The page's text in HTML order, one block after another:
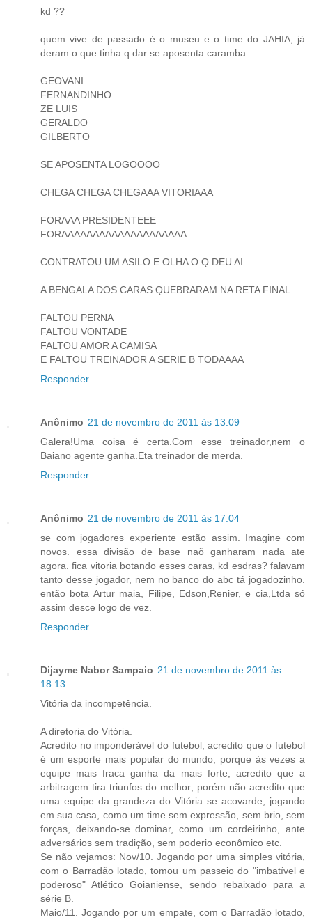
kd ??
quem vive de passado é o museu e o time do JAHIA, já
deram o que tinha q dar se aposenta caramba.
GEOVANI
FERNANDINHO
ZE LUIS
GERALDO
GILBERTO
SE APOSENTA LOGOOOO
CHEGA CHEGA CHEGAAA VITORIAAA
FORAAA PRESIDENTEEE
FORAAAAAAAAAAAAAAAAAAAA
CONTRATOU UM ASILO E OLHA O Q DEU AI
A BENGALA DOS CARAS QUEBRARAM NA RETA FINAL
FALTOU PERNA
FALTOU VONTADE
FALTOU AMOR A CAMISA
E FALTOU TREINADOR A SERIE B TODAAAA
Responder
Anônimo 21 de novembro de 2011 às 13:09
Galera!Uma coisa é certa.Com esse treinador,nem o
Baiano agente ganha.Eta treinador de merda.
Responder
Anônimo 21 de novembro de 2011 às 17:04
se com jogadores experiente estão assim. Imagine com
novos. essa divisão de base naõ ganharam nada ate
agora. fica vitoria botando esses caras, kd esdras? falavam
tanto desse jogador, nem no banco do abc tá jogadozinho.
então bota Artur maia, Filipe, Edson,Renier, e cia,Ltda só
assim desce logo de vez.
Responder
Dijayme Nabor Sampaio 21 de novembro de 2011 às
18:13
Vitória da incompetência.
A diretoria do Vitória.
Acredito no imponderável do futebol; acredito que o futebol
é um esporte mais popular do mundo, porque às vezes a
equipe mais fraca ganha da mais forte; acredito que a
arbitragem tira triunfos do melhor; porém não acredito que
uma equipe da grandeza do Vitória se acovarde, jogando
em sua casa, como um time sem expressão, sem brio, sem
forças, deixando-se dominar, como um cordeirinho, ante
adversários sem tradição, sem poderio econômico etc.
Se não vejamos: Nov/10. Jogando por uma simples vitória,
com o Barradão lotado, tomou um passeio do "imbatível e
poderoso" Atlético Goianiense, sendo rebaixado para a
série B.
Maio/11. Jogando por um empate, com o Barradão lotado,